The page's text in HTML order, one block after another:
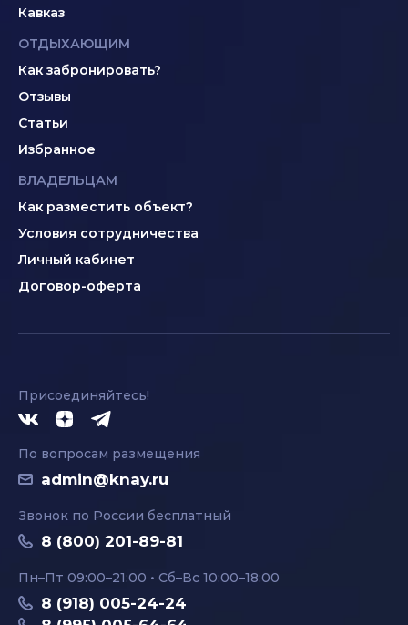
Кавказ
ОТДЫХАЮЩИМ
Как забронировать?
Отзывы
Статьи
Избранное
ВЛАДЕЛЬЦАМ
Как разместить объект?
Условия сотрудничества
Личный кабинет
Договор-оферта
Присоединяйтесь!
По вопросам размещения
admin@knay.ru
Звонок по России бесплатный
8 (800) 201-89-81
Пн–Пт 09:00–21:00 • Сб–Вс 10:00–18:00
8 (918) 005-24-24